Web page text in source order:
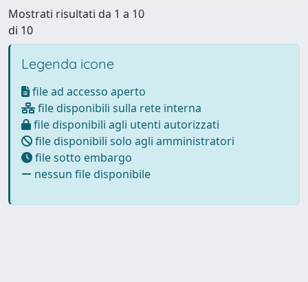
Mostrati risultati da 1 a 10
di 10
Legenda icone
file ad accesso aperto
file disponibili sulla rete interna
file disponibili agli utenti autorizzati
file disponibili solo agli amministratori
file sotto embargo
nessun file disponibile